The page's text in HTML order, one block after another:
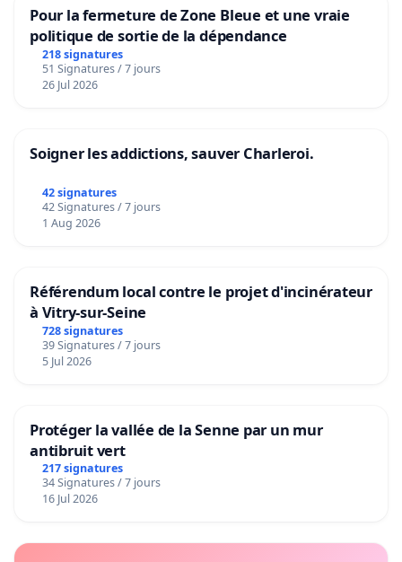
Pour la fermeture de Zone Bleue et une vraie
politique de sortie de la dépendance
218 signatures
51 Signatures / 7 jours
26 Jul 2026
Soigner les addictions, sauver Charleroi.
42 signatures
42 Signatures / 7 jours
1 Aug 2026
Référendum local contre le projet d'incinérateur
à Vitry-sur-Seine
728 signatures
39 Signatures / 7 jours
5 Jul 2026
Protéger la vallée de la Senne par un mur
antibruit vert
217 signatures
34 Signatures / 7 jours
16 Jul 2026